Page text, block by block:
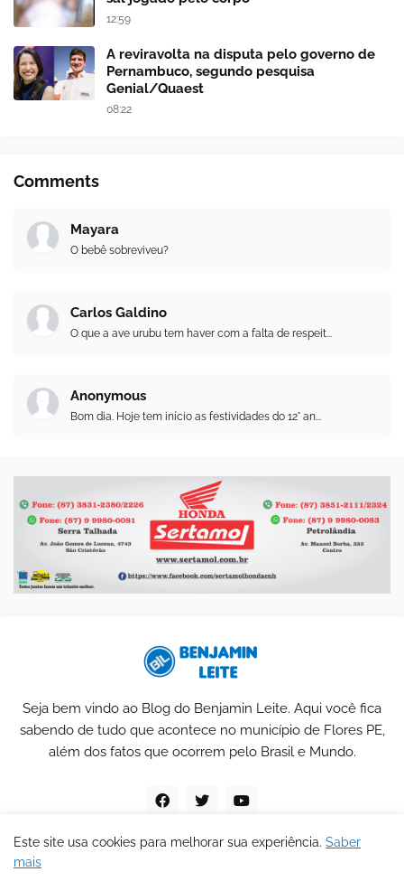
12:59
A reviravolta na disputa pelo governo de
Pernambuco, segundo pesquisa
Genial/Quaest
08:22
Comments
Mayara
O bebê sobreviveu?
Carlos Galdino
O que a ave urubu tem haver com a falta de respeit...
Anonymous
Bom dia. Hoje tem início as festividades do 12° an...
Seja bem vindo ao Blog do Benjamin Leite. Aqui você fica
sabendo de tudo que acontece no município de Flores PE,
além dos fatos que ocorrem pelo Brasil e Mundo.
Este site usa cookies para melhorar sua experiência. Saber
mais